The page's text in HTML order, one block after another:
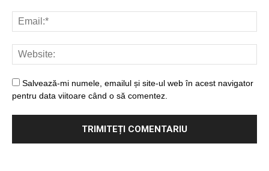
Salvează-mi numele, emailul și site-ul web în acest navigator
pentru data viitoare când o să comentez.